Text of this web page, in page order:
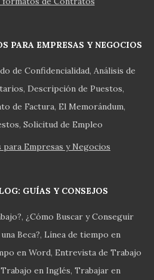
PARA EMPRESAS Y NEGOCIOS
de Confidencialidad Análisis de
Descripción de Puestos
de Factura El Memorándum
Solicitud de Empleo
Empresas y Negocios
GUÍAS Y CONSEJOS
¿Cómo Buscar y Conseguir
Beca? Línea de tiempo en
en Word Entrevista de Trabajo
en Inglés Trabajar en